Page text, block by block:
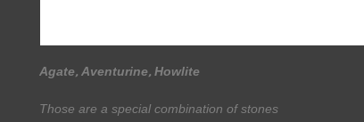
Agate, Aventurine, Howlite
Those are a special combination of stones